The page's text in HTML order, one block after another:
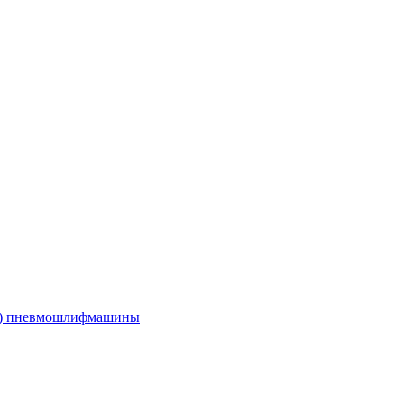
пневмошлифмашины